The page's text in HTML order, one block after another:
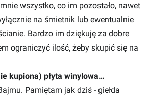
wszystko, co im pozostało, nawet
na śmietnik lub ewentualnie
Bardzo im dziękuję za dobre
ograniczyć ilość, żeby skupić się na
kupiona) płyta winylowa…
Pamiętam jak dziś - giełda